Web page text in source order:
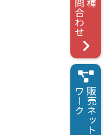
各種
お問合わせ
販売ネット
ワーク